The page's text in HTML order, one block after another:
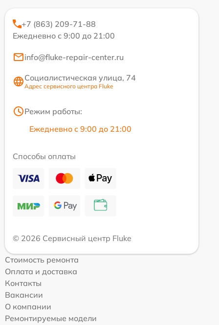
+7 (863) 209-71-88
Ежедневно с 9:00 до 21:00
info@fluke-repair-center.ru
Социалистическая улица, 74
Адрес сервисного центра Fluke
Режим работы:
Ежедневно с 9:00 до 21:00
Способы оплаты
© 2026 Сервисный центр Fluke
Стоимость ремонта
Оплата и доставка
Контакты
Вакансии
О компании
Ремонтируемые модели